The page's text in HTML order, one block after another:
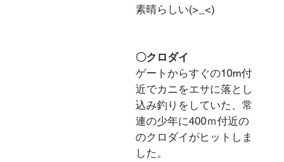
素晴らしい(>_<)
〇クロダイ
ゲートからすぐの10m付
近でカニをエサに落とし
込み釣りをしていた、常
連の少年に400ｍ付近の
のクロダイがヒットしま
した。